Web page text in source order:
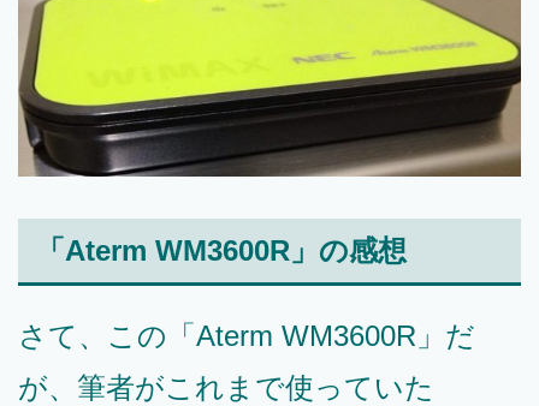
「Aterm WM3600R」の感想
さて、この「Aterm WM3600R」だ
が、筆者がこれまで使っていた